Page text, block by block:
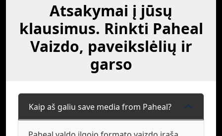
Atsakymai į jūsų
klausimus. Rinkti Paheal
Vaizdo, paveikslėlių ir
garso
Kaip aš galiu save media from Paheal?